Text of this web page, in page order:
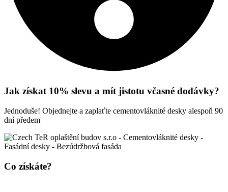
Jak získat 10% slevu a mít jistotu včasné dodávky?
Jednoduše! Objednejte a zaplaťte cementovláknité desky alespoň 90
dní předem
Co získáte?